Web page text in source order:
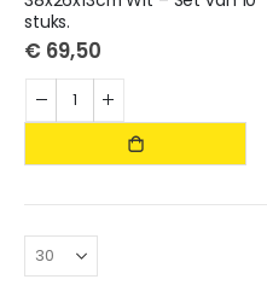
stuks.
€ 69,50